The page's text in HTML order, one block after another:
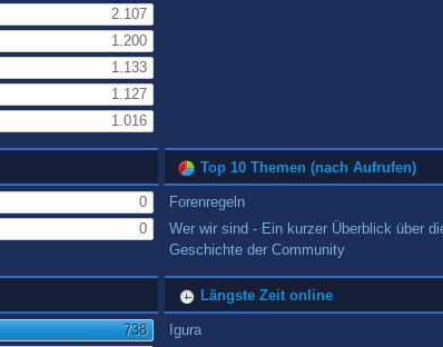
2.107
1.200
1.133
1.127
1.016
0
0
Top 10 Themen (nach Aufrufen)
Forenregeln
Wer wir sind - Ein kurzer Überblick über
Geschichte der Community
738
Längste Zeit online
Igura